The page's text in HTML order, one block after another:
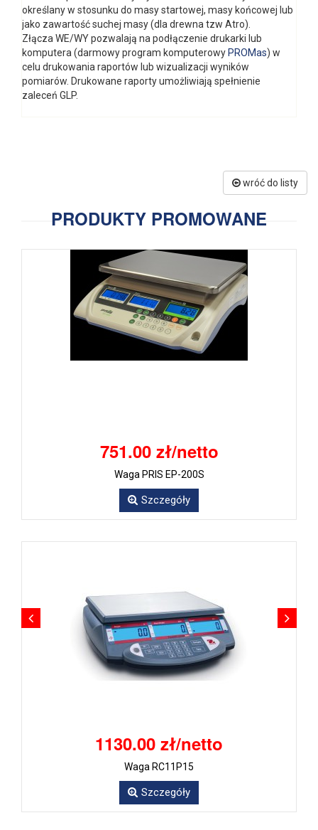
określany w stosunku do masy startowej, masy końcowej lub
jako zawartość suchej masy (dla drewna tzw Atro).
Złącza WE/WY pozwalają na podłączenie drukarki lub
komputera (darmowy program komputerowy PROMas) w
celu drukowania raportów lub wizualizacji wyników
pomiarów. Drukowane raporty umożliwiają spełnienie
zaleceń GLP.
wróć do listy
PRODUKTY PROMOWANE
751.00 zł/netto
Waga PRIS EP-200S
Szczegóły
1130.00 zł/netto
Waga RC11P15
Szczegóły